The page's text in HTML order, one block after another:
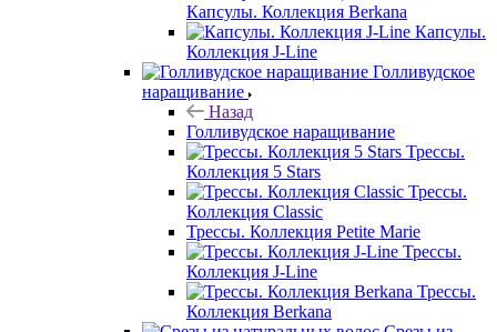
Капсулы. Коллекция Berkana
Капсулы.
Коллекция J-Line
Голливудское
наращивание
Назад
Голливудское наращивание
Трессы.
Коллекция 5 Stars
Трессы.
Коллекция Classic
Трессы. Коллекция Petite Marie
Трессы.
Коллекция J-Line
Трессы.
Коллекция Berkana